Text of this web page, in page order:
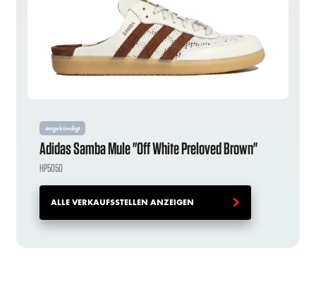
angekündigt
Adidas Samba Mule "Off White Preloved Brown"
HP5050
ALLE VERKAUFSSTELLEN ANZEIGEN